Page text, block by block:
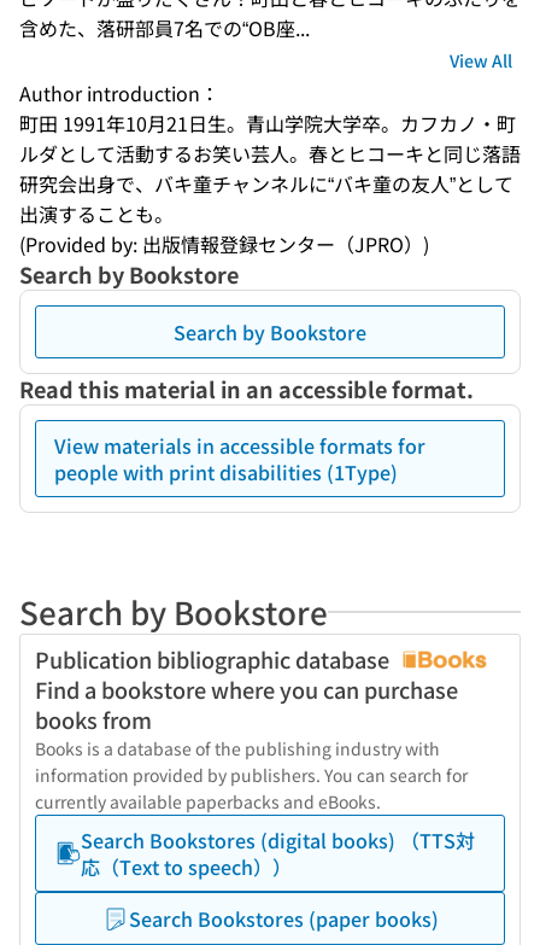
含めた、落研部員7名での“OB座...
View All
Author introduction：
町田 1991年10月21日生。青山学院大学卒。カフカノ・町
ルダとして活動するお笑い芸人。春とヒコーキと同じ落語
研究会出身で、バキ童チャンネルに“バキ童の友人”として
出演することも。
(Provided by: 出版情報登録センター（JPRO）)
Search by Bookstore
Search by Bookstore
Read this material in an accessible format.
View materials in accessible formats for
people with print disabilities (1Type)
Search by Bookstore
Publication bibliographic database
Find a bookstore where you can purchase
books from
Books is a database of the publishing industry with
information provided by publishers. You can search for
currently available paperbacks and eBooks.
Search Bookstores (digital books) （TTS対
応（Text to speech））
Search Bookstores (paper books)